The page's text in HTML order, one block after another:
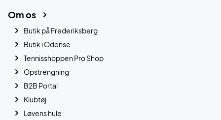
Om os
Butik på Frederiksberg
Butik i Odense
Tennisshoppen Pro Shop
Opstrengning
B2B Portal
Klubtøj
Løvens hule